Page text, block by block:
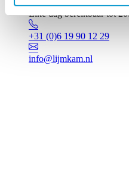
Elke dag bereikbaar tot
+31 (0)6 19 90 12 29
info@lijmkam.nl